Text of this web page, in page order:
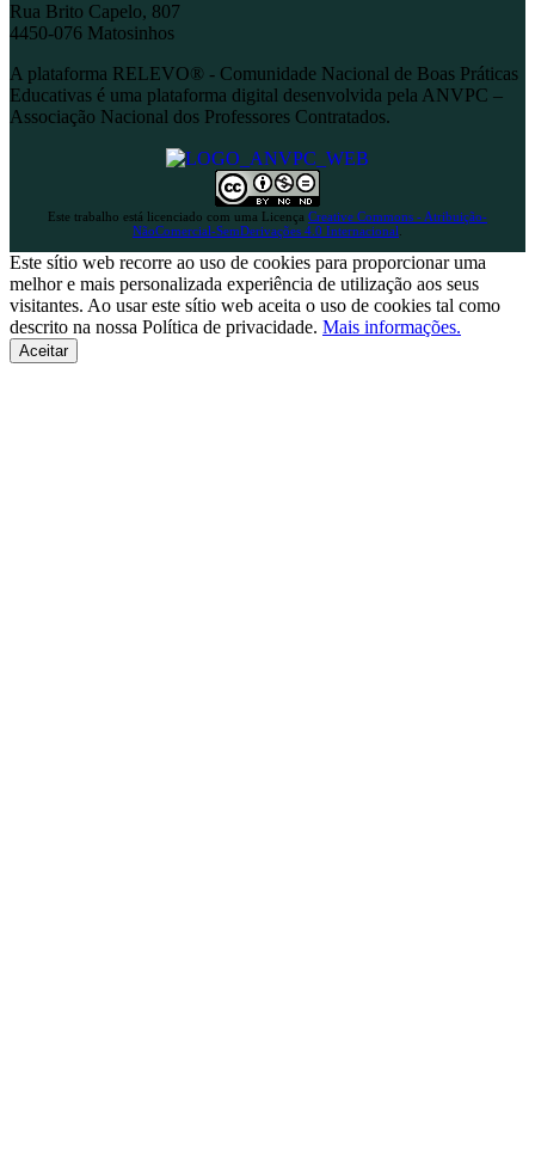
Rua Brito Capelo, 807
4450-076 Matosinhos
A plataforma RELEVO® - Comunidade Nacional de Boas Práticas
Educativas é uma plataforma digital desenvolvida pela ANVPC –
Associação Nacional dos Professores Contratados.
Este trabalho está licenciado com uma Licença Creative Commons - Atribuição-
NãoComercial-SemDerivações 4.0 Internacional.
Este sítio web recorre ao uso de cookies para proporcionar uma
melhor e mais personalizada experiência de utilização aos seus
visitantes. Ao usar este sítio web aceita o uso de cookies tal como
descrito na nossa Política de privacidade. Mais informações.
Aceitar